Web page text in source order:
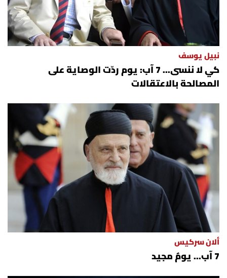
نبيل يوسف
كي لا ننسى... 7 آب: يوم ردّت الوصاية على
المصالحة بالاعتقالات
ألان سركيس
7 آب... يومٌ مجيد